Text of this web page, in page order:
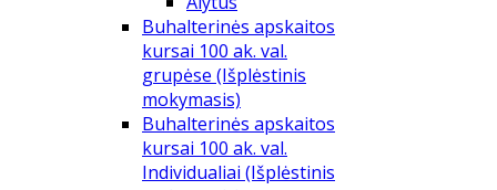
Buhalterinės apskaitos
kursai 100 ak. val.
grupėse (Išplėstinis
mokymasis)
Buhalterinės apskaitos
kursai 100 ak. val.
Individualiai (Išplėstinis